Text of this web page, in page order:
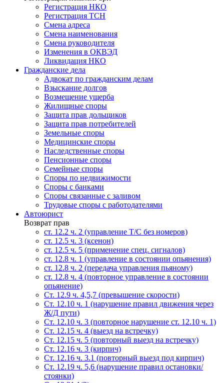
Регистрация НКО
Регистрация ТСН
Смена адреса
Смена наименования
Смена руководителя
Изменения в ОКВЭД
Ликвидация НКО
Гражданские дела
Адвокат по гражданским делам
Взыскание долгов
Возмещение ущерба
Жилищные споры
Защита прав дольщиков
Защита прав потребителей
Земельные споры
Медицинские споры
Наследственные споры
Пенсионные споры
Семейные споры
Cпоры по недвижимости
Споры с банками
Споры связанные с заливом
Трудовые споры с работодателями
Автоюрист
Возврат прав
ст. 12.2 ч. 2 (управление Т/С без номеров)
ст. 12.5 ч. 3 (ксенон)
ст. 12.5 ч. 5 (применение спец. сигналов)
cт. 12.8 ч. 1 (управление в состоянии опьянения)
ст. 12.8 ч. 2 (передача управления пьяному)
ст. 12.8 ч. 4 (повторное управление в состоянии
опьянение)
Ст. 12.9 ч. 4,5,7 (превышение скорости)
Ст. 12.10 ч. 1 (нарушение правил движения через
Ж/Д пути)
Ст. 12.10 ч. 3 (повторное нарушение ст. 12.10 ч. 1)
Ст. 12.15 ч. 4 (выезд на встречку)
Ст. 12.15 ч. 5 (повторный выезд на встречку)
Ст. 12.16 ч. 3 (кирпич)
Ст. 12.16 ч. 3.1 (повторный выезд под кирпич)
Ст. 12.19 ч. 5,6 (нарушение правил остановки/
стоянки)